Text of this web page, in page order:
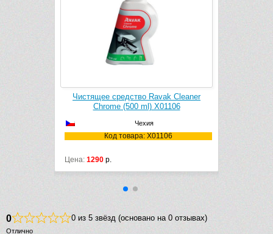
Чистящее средство Ravak Cleaner
Chrome (500 ml) X01106
Чехия
Код товара: X01106
Цена: 1290 р.
0 0 из 5 звёзд (основано на 0 отзывах)
Отлично